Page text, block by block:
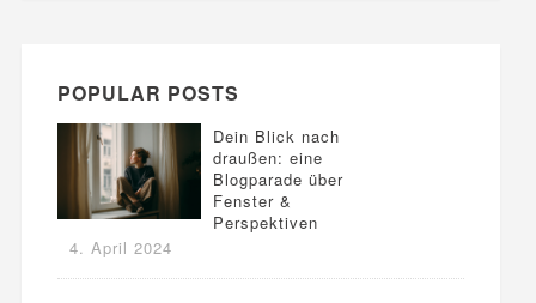
POPULAR POSTS
Dein Blick nach
draußen: eine
Blogparade über
Fenster &
Perspektiven
4. April 2024